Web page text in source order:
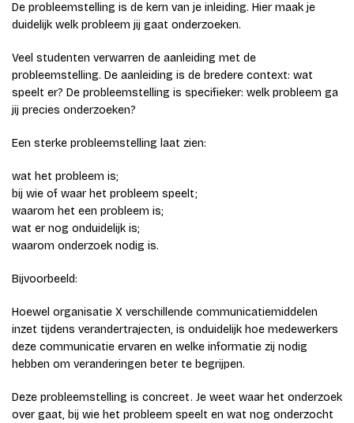
De probleemstelling is de kern van je inleiding. Hier maak je
duidelijk welk probleem jij gaat onderzoeken.
Veel studenten verwarren de aanleiding met de
probleemstelling. De aanleiding is de bredere context: wat
speelt er? De probleemstelling is specifieker: welk probleem ga
jij precies onderzoeken?
Een sterke probleemstelling laat zien:
wat het probleem is;
bij wie of waar het probleem speelt;
waarom het een probleem is;
wat er nog onduidelijk is;
waarom onderzoek nodig is.
Bijvoorbeeld:
Hoewel organisatie X verschillende communicatiemiddelen
inzet tijdens verandertrajecten, is onduidelijk hoe medewerkers
deze communicatie ervaren en welke informatie zij nodig
hebben om veranderingen beter te begrijpen.
Deze probleemstelling is concreet. Je weet waar het onderzoek
over gaat, bij wie het probleem speelt en wat nog onderzocht